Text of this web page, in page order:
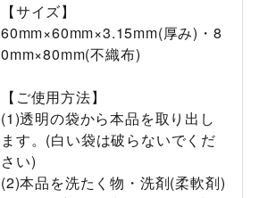
【サイズ】
60mm×60mm×3.15mm(厚み)・8
0mm×80mm(不織布)
【ご使用方法】
(1)透明の袋から本品を取り出し
ます。(白い袋は破らないでくだ
さい)
(2)本品を洗たく物・洗剤(柔軟剤)